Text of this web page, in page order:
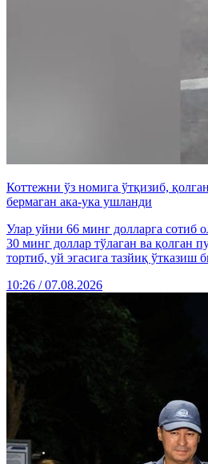
Коттежни ўз номига ўтқизиб,
бермаган ака-ука ушланди
Улар уйни 66 минг долларга сотиб
30 минг доллар тўлаган ва қолган
тортиб, уй эгасига тазйиқ ўтказиш
10:26 / 07.08.2026